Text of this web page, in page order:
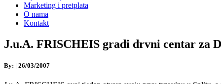
Marketing i pretplata
O nama
Kontakt
J.u.A. FRISCHEIS gradi drvni centar za
By: | 26/03/2007